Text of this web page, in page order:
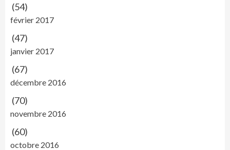
(54)
février 2017
(47)
janvier 2017
(67)
décembre 2016
(70)
novembre 2016
(60)
octobre 2016